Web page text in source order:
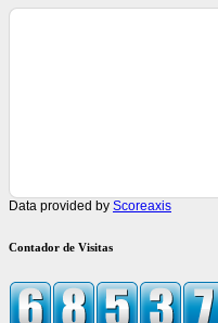
Data provided by Scoreaxis
Contador de Visitas